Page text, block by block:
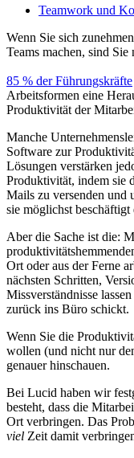
Teamwork und
Wenn Sie sich
Teams machen, sind Sie
85 % der Führungskräfte
Arbeitsformen eine
Produktivität der
Manche
Software zur
Lösungen verstärken
Produktivität, indem sie
Mails zu versenden und
sie möglichst beschäftigt
Aber die Sache ist die:
Ort oder aus der Ferne
nächsten Schritten,
Missverständnisse
zurück ins Büro schickt.
Wenn Sie die
wollen (und nicht nur
genauer hinschauen.
Bei Lucid haben wir
besteht, dass die
Ort verbringen. Das
viel Zeit damit